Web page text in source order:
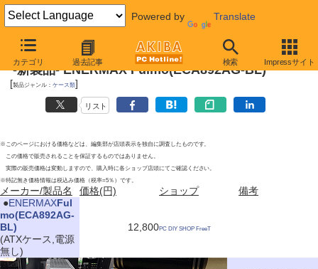
Powered by Translate
カテゴリ 過去記事 検索 Impressサイト
2011年12月3日
-新製品- ENERMAX Fulmo(ECA892AG-BL)
[製品ジャンル： ケース類]
リスト
※このページにおける価格などは、編集部が店頭表示を独自に調査したものです。
この価格で販売されることを保証するものではありません。
実際の販売価格は変動しますので、購入時に各ショップ店頭にてご確認ください。
※特記無き価格情報は税込み価格（税率=5％）です。
メーカー/製品名 価格(円) ショップ
備考
●ENERMAXFul
mo(ECA892AG-
BL)
(ATXケース,電源
無し)
12,800PC DIY SHOP FreeT